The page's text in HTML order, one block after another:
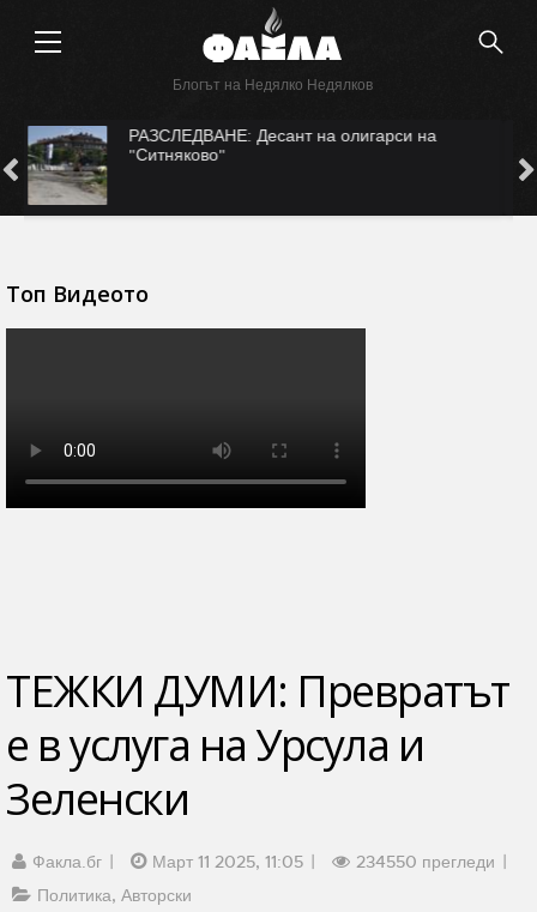
Блогът на Недялко Недялков
САМО ВЪВ "ФАКЛА": САЩ ни рекетират за
Безмер?
Топ Видеото
ТЕЖКИ ДУМИ: Превратът
е в услуга на Урсула и
Зеленски
Факла.бг Март 11 2025, 11:05
234550 прегледи
Политика Авторски